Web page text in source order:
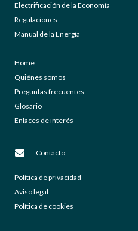
Electrificación de la Economía
Regulaciones
Manual de la Energía
Home
Quiénes somos
Preguntas frecuentes
Glosario
Enlaces de interés
Contacto
Política de privacidad
Aviso legal
Política de cookies